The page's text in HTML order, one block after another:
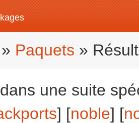
» Paquets »
une suite
] [noble] [